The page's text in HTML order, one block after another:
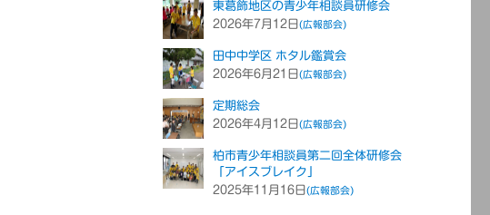
東葛飾地区の青少年相談員研修会
2026年7月12日(広報部会)
田中中学区 ホタル鑑賞会
2026年6月21日(広報部会)
定期総会
2026年4月12日(広報部会)
柏市青少年相談員第二回全体研修会
「アイスブレイク」
2025年11月16日(広報部会)